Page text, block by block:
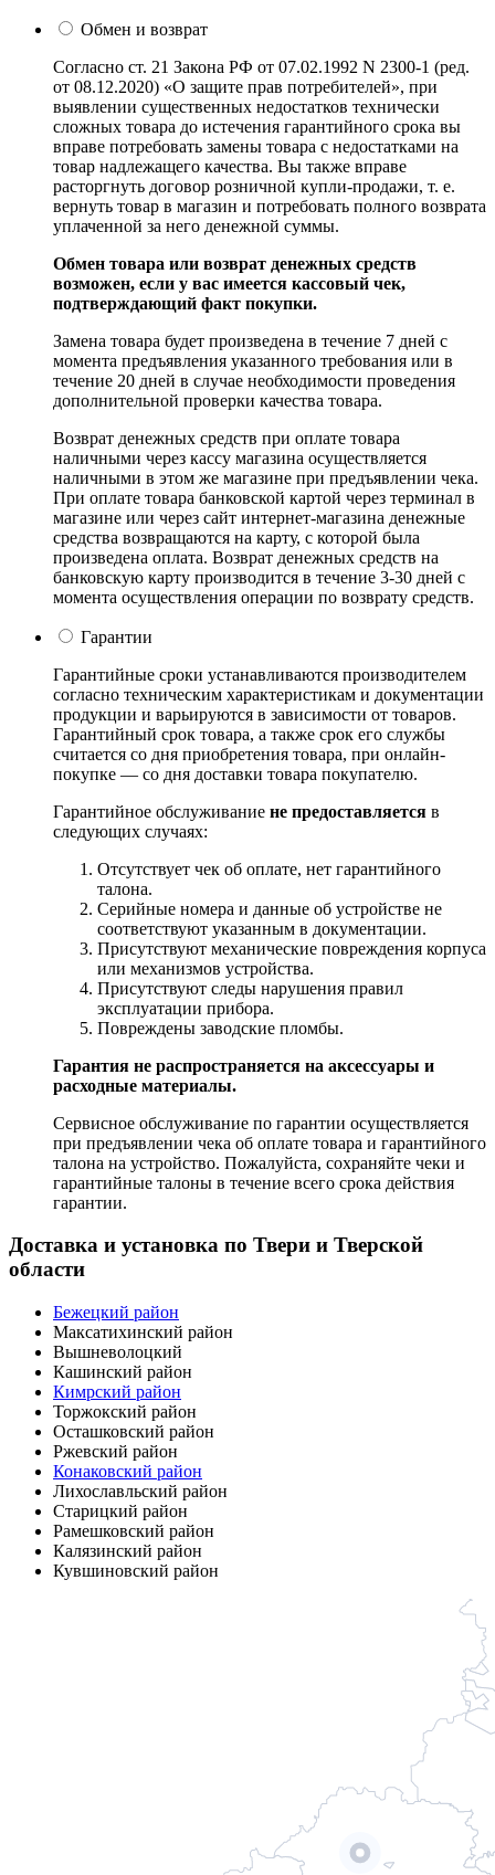
Обмен и возврат
Согласно ст. 21 Закона РФ от 07.02.1992 N 2300-1 (ред.
от 08.12.2020) «О защите прав потребителей», при
выявлении существенных недостатков технически
сложных товара до истечения гарантийного срока вы
вправе потребовать замены товара с недостатками на
товар надлежащего качества. Вы также вправе
расторгнуть договор розничной купли-продажи, т. е.
вернуть товар в магазин и потребовать полного возврата
уплаченной за него денежной суммы.
Обмен товара или возврат денежных средств
возможен, если у вас имеется кассовый чек,
подтверждающий факт покупки.
Замена товара будет произведена в течение 7 дней с
момента предъявления указанного требования или в
течение 20 дней в случае необходимости проведения
дополнительной проверки качества товара.
Возврат денежных средств при оплате товара
наличными через кассу магазина осуществляется
наличными в этом же магазине при предъявлении чека.
При оплате товара банковской картой через терминал в
магазине или через сайт интернет-магазина денежные
средства возвращаются на карту, с которой была
произведена оплата. Возврат денежных средств на
банковскую карту производится в течение 3-30 дней с
момента осуществления операции по возврату средств.
Гарантии
Гарантийные сроки устанавливаются производителем
согласно техническим характеристикам и документации
продукции и варьируются в зависимости от товаров.
Гарантийный срок товара, а также срок его службы
считается со дня приобретения товара, при онлайн-
покупке — со дня доставки товара покупателю.
Гарантийное обслуживание не предоставляется в
следующих случаях:
Отсутствует чек об оплате, нет гарантийного
талона.
Серийные номера и данные об устройстве не
соответствуют указанным в документации.
Присутствуют механические повреждения корпуса
или механизмов устройства.
Присутствуют следы нарушения правил
эксплуатации прибора.
Повреждены заводские пломбы.
Гарантия не распространяется на аксессуары и
расходные материалы.
Сервисное обслуживание по гарантии осуществляется
при предъявлении чека об оплате товара и гарантийного
талона на устройство. Пожалуйста, сохраняйте чеки и
гарантийные талоны в течение всего срока действия
гарантии.
Доставка и установка по Твери и Тверской
области
Бежецкий район
Максатихинский район
Вышневолоцкий
Кашинский район
Кимрский район
Торжокский район
Осташковский район
Ржевский район
Конаковский район
Лихославльский район
Старицкий район
Рамешковский район
Калязинский район
Кувшиновский район